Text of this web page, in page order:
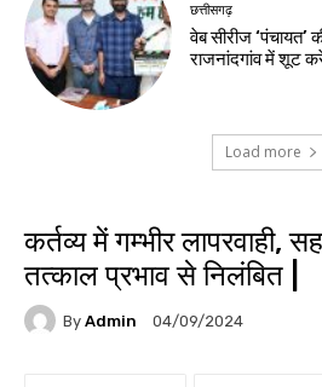
छत्तीसगढ़
वेब सीरीज ‘पंचायत’
राजनांदगांव में शूट
Load more
कर्तव्य में गम्भीर लापरवाही,
तत्काल प्रभाव से निलंबित |
By Admin 04/09/2024